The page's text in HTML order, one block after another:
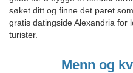
søket ditt og finne det paret
gratis datingside Alexandria for
turister.
Menn og